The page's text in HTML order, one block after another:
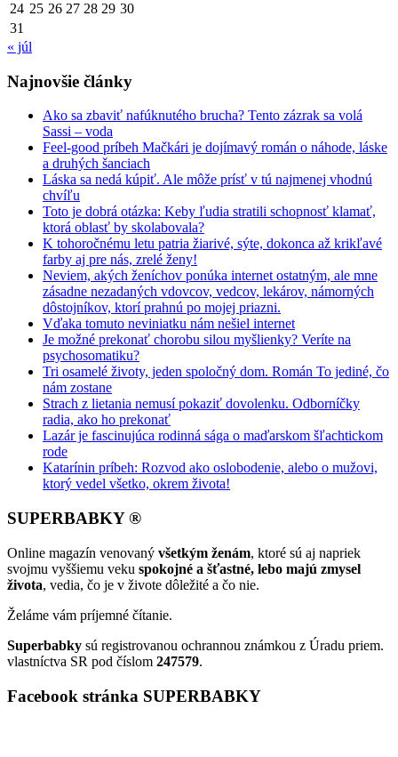
24 25 26 27 28 29 30
31
« júl
Najnovšie články
Ako sa zbaviť nafúknutého brucha? Tento zázrak sa volá
Sassi – voda
Feel-good príbeh Mačkári je dojímavý román o náhode, láske
a druhých šanciach
Láska sa nedá kúpiť. Ale môže prísť v tú najmenej vhodnú
chvíľu
Toto je dobrá otázka: Keby ľudia stratili schopnosť klamať,
ktorá oblasť by skolabovala?
K tohoročnému letu patria žiarivé, sýte, dokonca až krikľavé
farby aj pre nás, zrelé ženy!
Neviem, akých ženíchov ponúka internet ostatným, ale mne
zásadne nezadaných vdovcov, vedcov, lekárov, námorných
dôstojníkov, ktorí prahnú po mojej priazni.
Vďaka tomuto neviniatku nám nešiel internet
Je možné prekonať chorobu silou myšlienky? Veríte na
psychosomatiku?
Tri osamelé životy, jeden spoločný dom. Román To jediné, čo
nám zostane
Strach z lietania nemusí pokaziť dovolenku. Odborníčky
radia, ako ho prekonať
Lazár je fascinujúca rodinná sága o maďarskom šľachtickom
rode
Katarínin príbeh: Rozvod ako oslobodenie, alebo o mužovi,
ktorý vedel všetko, okrem života!
SUPERBABKY ®
Online magazín venovaný všetkým ženám, ktoré sú aj napriek
svojmu vyššiemu veku spokojné a šťastné, lebo majú zmysel
života, vedia, čo je v živote dôležité a čo nie.
Želáme vám príjemné čítanie.
Superbabky sú registrovanou ochrannou známkou z Úradu priem.
vlastníctva SR pod číslom 247579.
Facebook stránka SUPERBABKY